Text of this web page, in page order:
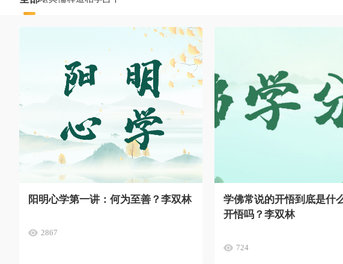
阳明心学第一讲：何为至善？李双林
2867
学佛常说的开悟到底是什
开悟吗？李双林
724